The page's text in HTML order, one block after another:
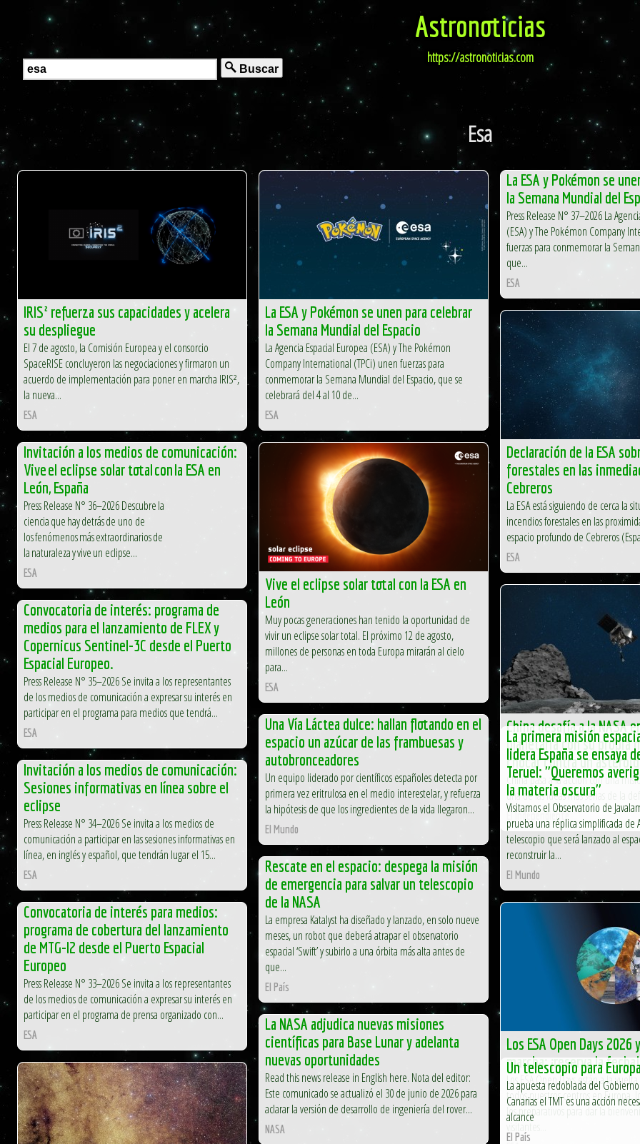
Astronoticias
https://astronoticias.com
Buscar
Esa
IRIS² refuerza sus capacidades y acelera
su despliegue
El 7 de agosto, la Comisión Europea y el consorcio
SpaceRISE concluyeron las negociaciones y firmaron un
acuerdo de implementación para poner en marcha IRIS²,
la nueva...
ESA
La ESA y Pokémon se unen para celebrar
la Semana Mundial del Espacio
La Agencia Espacial Europea (ESA) y The Pokémon
Company International (TPCi) unen fuerzas para
conmemorar la Semana Mundial del Espacio, que se
celebrará del 4 al 10 de...
ESA
La ESA y Pokémon se
la Semana Mundial del
Press Release N° 37–2026 La
(ESA) y The Pokémon Company
fuerzas para conmemorar la
que...
ESA
Declaración de la ESA
forestales en las
Cebreros
La ESA está siguiendo de cerca la
incendios forestales en las
espacio profundo de Cebreros
ESA
Invitación a los medios de comunicación:
Vive el eclipse solar total con la ESA en
León, España
Press Release N° 36–2026 Descubre la
ciencia que hay detrás de uno de
los fenómenos más extraordinarios de
la naturaleza y vive un eclipse...
ESA
Vive el eclipse solar total con la ESA en
León
Muy pocas generaciones han tenido la oportunidad de
vivir un eclipse solar total. El próximo 12 de agosto,
millones de personas en toda Europa mirarán al cielo
para...
ESA
China desafía a la NASA
planetaria con su propia
chocar contra un
China pasa a la acción con una
una de las ideas más serias de la
El Independiente
Convocatoria de interés: programa de
medios para el lanzamiento de FLEX y
Copernicus Sentinel-3C desde el Puerto
Espacial Europeo.
Press Release N° 35–2026 Se invita a los representantes
de los medios de comunicación a expresar su interés en
participar en el programa para medios que tendrá...
ESA
Una Vía Láctea dulce: hallan flotando en el
espacio un azúcar de las frambuesas y
autobronceadores
Un equipo liderado por científicos españoles detecta por
primera vez eritrulosa en el medio interestelar, y refuerza
la hipótesis de que los ingredientes de la vida llegaron...
El Mundo
La primera misión
lidera España se ensaya
Teruel: "Queremos
la materia oscura"
Visitamos el Observatorio de
prueba una réplica simplificada de
telescopio que será lanzado al
reconstruir la...
El Mundo
Invitación a los medios de comunicación:
Sesiones informativas en línea sobre el
eclipse
Press Release N° 34–2026 Se invita a los medios de
comunicación a participar en las sesiones informativas en
línea, en inglés y español, que tendrán lugar el 15...
ESA
Rescate en el espacio: despega la misión
de emergencia para salvar un telescopio
de la NASA
La empresa Katalyst ha diseñado y lanzado, en solo nueve
meses, un robot que deberá atrapar el observatorio
espacial ‘Swift’ y subirlo a una órbita más alta antes de
que...
El País
Convocatoria de interés para medios:
programa de cobertura del lanzamiento
de MTG-I2 desde el Puerto Espacial
Europeo
Press Release N° 33–2026 Se invita a los representantes
de los medios de comunicación a expresar su interés en
participar en el programa de prensa organizado con...
ESA
Los ESA Open Days 2026
marcha: ¡reserva la fecha!
Los ESA Open Days están a la
todos nuestros centros en Europa,
los preparativos para dar la
La NASA adjudica nuevas misiones
científicas para Base Lunar y adelanta
nuevas oportunidades
Read this news release in English here. Nota del editor:
Este comunicado se actualizó el 30 de junio de 2026 para
aclarar la versión de desarrollo de ingeniería del rover...
NASA
Un telescopio para Europa
La apuesta redoblada del
Canarias el TMT es una acción
alcance
El País